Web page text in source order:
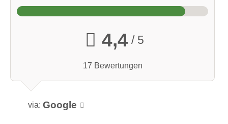
4,4/ 5
17 Bewertungen
via: Google